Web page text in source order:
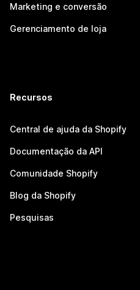
Marketing e conversão
Gerenciamento de loja
Recursos
Central de ajuda da Shopify
Documentação da API
Comunidade Shopify
Blog da Shopify
Pesquisas